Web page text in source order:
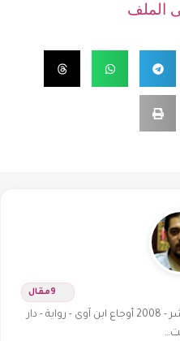
الملف
9مقال
صدر له : قاهريّ - رواية - دار نفرو للنشر - 2008 أوجاع ابن آوى - رواية - دار